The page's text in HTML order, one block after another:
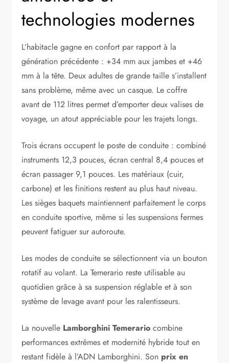
technologies modernes
L’habitacle gagne en confort par rapport à la
génération précédente : +34 mm aux jambes et +46
mm à la tête. Deux adultes de grande taille s’installent
sans problème, même avec un casque. Le coffre
avant de 112 litres permet d’emporter deux valises de
voyage, un atout appréciable pour les trajets longs.
Trois écrans occupent le poste de conduite : combiné
instruments 12,3 pouces, écran central 8,4 pouces et
écran passager 9,1 pouces. Les matériaux (cuir,
carbone) et les finitions restent au plus haut niveau.
Les sièges baquets maintiennent parfaitement le corps
en conduite sportive, même si les suspensions fermes
peuvent fatiguer sur autoroute.
Les modes de conduite se sélectionnent via un bouton
rotatif au volant. La Temerario reste utilisable au
quotidien grâce à sa suspension réglable et à son
système de levage avant pour les ralentisseurs.
La nouvelle Lamborghini Temerario combine
performances extrêmes et modernité hybride tout en
restant fidèle à l’ADN Lamborghini. Son prix en